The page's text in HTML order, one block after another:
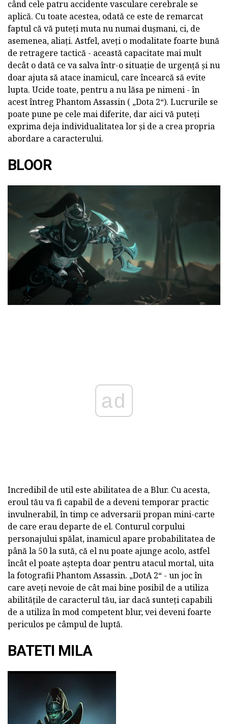
când cele patru accidente vasculare cerebrale se
aplică. Cu toate acestea, odată ce este de remarcat
faptul că vă puteți muta nu numai dușmani, ci, de
asemenea, aliați. Astfel, aveți o modalitate foarte bună
de retragere tactică - această capacitate mai mult
decât o dată ce va salva într-o situație de urgență și nu
doar ajuta să atace inamicul, care încearcă să evite
lupta. Ucide toate, pentru a nu lăsa pe nimeni - în
acest întreg Phantom Assassin ( „Dota 2“). Lucrurile se
poate pune pe cele mai diferite, dar aici vă puteți
exprima deja individualitatea lor și de a crea propria
abordare a caracterului.
BLOOR
ad
Incredibil de util este abilitatea de a Blur. Cu acesta,
eroul tău va fi capabil de a deveni temporar practic
invulnerabil, în timp ce adversarii propan mini-carte
de care erau departe de el. Conturul corpului
personajului spălat, inamicul apare probabilitatea de
până la 50 la sută, că el nu poate ajunge acolo, astfel
încât el poate aștepta doar pentru atacul mortal, uita
la fotografii Phantom Assassin. „DotA 2“ - un joc în
care aveți nevoie de cât mai bine posibil de a utiliza
abilitățile de caracterul tău, iar dacă sunteți capabili
de a utiliza în mod competent blur, vei deveni foarte
periculos pe câmpul de luptă.
BATETI MILA